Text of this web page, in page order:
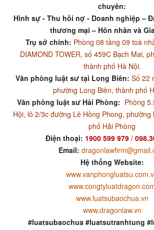
chuyên:
Hình sự - Thu hồi nợ - Doanh nghiệp –
thương mại – Hôn nhân và
Trụ sở chính: Phòng 08 tầng 09 toà
DIAMOND TOWER, số 459C Bạch Mai,
thành phố Hà Nội.
Văn phòng luật sư tại Long Biên: Số 22
phường Long Biên, thành phố
Văn phòng luật sư Hải Phòng: Phòng
Hội, lô 2/3c đường Lê Hồng Phong, phường
phố Hải Phòng
Điện thoại: 1900 599 979/
Email:
Hệ thống Website:
www.luatsubaochua.vn
www.dragonlaw.vn
#luatsubaochua #luatsutranhtung